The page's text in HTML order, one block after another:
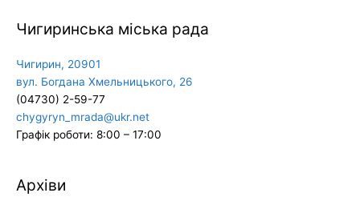
Чигиринська міська рада
Чигирин, 20901
вул. Богдана Хмельницького, 26
(04730) 2-59-77
chygyryn_mrada@ukr.net
Графік роботи: 8:00 – 17:00
Архіви
Архіви